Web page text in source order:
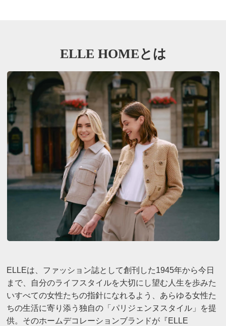
ELLE HOMEとは
ELLEは、ファッション誌として創刊した1945年から今日
まで、自分のライフスタイルを大切にし望む人生を歩みた
いすべての女性たちの指針になれるよう、あらゆる女性た
ちの生活に寄り添う独自の「パリジェンヌスタイル」を提
供。そのホームデコレーションブランドが『ELLE